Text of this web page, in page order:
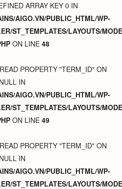
ARRAY KEY 0 IN
AIGO.VN/PUBLIC_HTML/WP-
ST_TEMPLATES/LAYOUTS/
ON LINE 48
PROPERTY "TERM_ID" ON
NULL IN
AIGO.VN/PUBLIC_HTML/WP-
ST_TEMPLATES/LAYOUTS/
ON LINE 49
PROPERTY "TERM_ID" ON
NULL IN
AIGO.VN/PUBLIC_HTML/WP-
ST_TEMPLATES/LAYOUTS/